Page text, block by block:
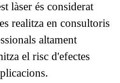
làser és considerat
realitza en consultoris
altament
el risc d'efectes